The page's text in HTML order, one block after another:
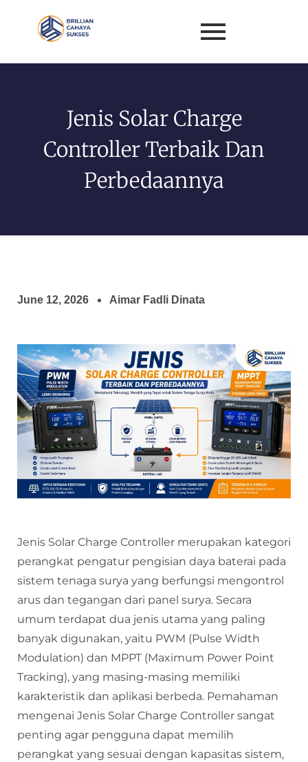
Jenis Solar Charge
Controller Terbaik Dan
Perbedaannya
June 12, 2026 Aimar Fadli Dinata
Jenis Solar Charge Controller merupakan kategori
perangkat pengatur pengisian daya baterai pada
sistem tenaga surya yang berfungsi mengontrol
arus dan tegangan dari panel surya. Secara
umum terdapat dua jenis utama yang paling
banyak digunakan, yaitu PWM (Pulse Width
Modulation) dan MPPT (Maximum Power Point
Tracking), yang masing-masing memiliki
karakteristik dan aplikasi berbeda. Pemahaman
mengenai Jenis Solar Charge Controller sangat
penting agar pengguna dapat memilih
perangkat yang sesuai dengan kapasitas sistem,